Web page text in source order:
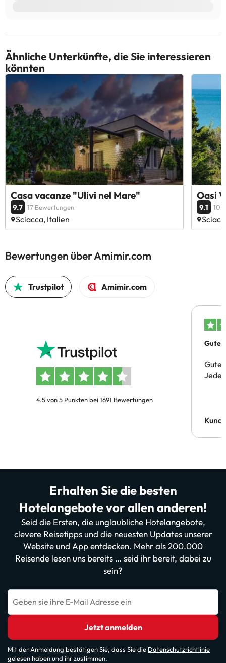
Ähnliche Unterkünfte, die Sie interessieren
könnten
Casa vacanze "Ulivi nel Mare"
9.7 17 Bewertungen
Sciacca, Italien
Oasi
9.1 10
Bewertungen über Amimir.com
Trustpilot Amimir.com
4.5 von 5 Punkten bei 1691 Bewertungen
Gutes
Gute
Erhalten Sie die besten
Hotelangebote vor allen anderen!
Seid die Ersten, die unglaubliche Hotelangebote,
clevere Reisetipps und die neuesten Updates unserer
Website und App entdecken. Mehr als 200.000
Reisende lesen uns bereits … seid ihr bereit, dabei zu
sein?
Geben sie ihre E-Mail Adresse ein
Jetzt anmelden
Mit der Anmeldung bestätigen Sie, dass Sie die Datenschutzrichtlinie
gelesen haben und ihr zustimmen.